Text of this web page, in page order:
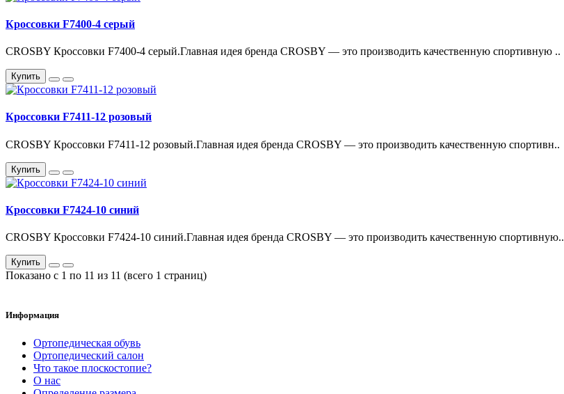
Кроссовки F7400-4 серый
CROSBY Кроссовки F7400-4 серый.Главная идея бренда CROSBY — это производить качественную спортивную ..
Купить
Кроссовки F7411-12 розовый
CROSBY Кроссовки F7411-12 розовый.Главная идея бренда CROSBY — это производить качественную спортивн..
Купить
Кроссовки F7424-10 синий
CROSBY Кроссовки F7424-10 синий.Главная идея бренда CROSBY — это производить качественную спортивную..
Купить
Показано с 1 по 11 из 11 (всего 1 страниц)
Информация
Ортопедическая обувь
Ортопедический салон
Что такое плоскостопие?
О нас